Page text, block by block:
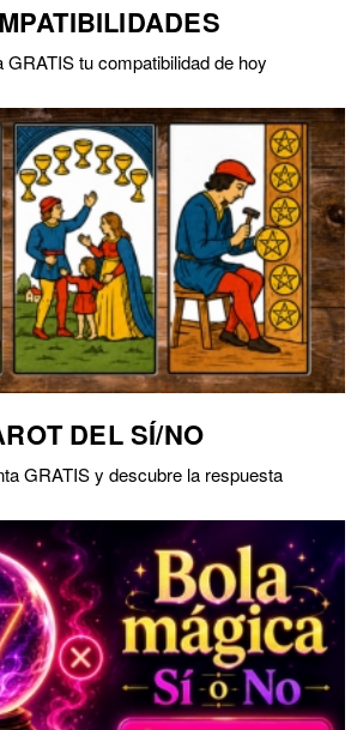
GRATIS tu compatibilidad de hoy
DEL SÍ/NO
GRATIS y descubre la respuesta